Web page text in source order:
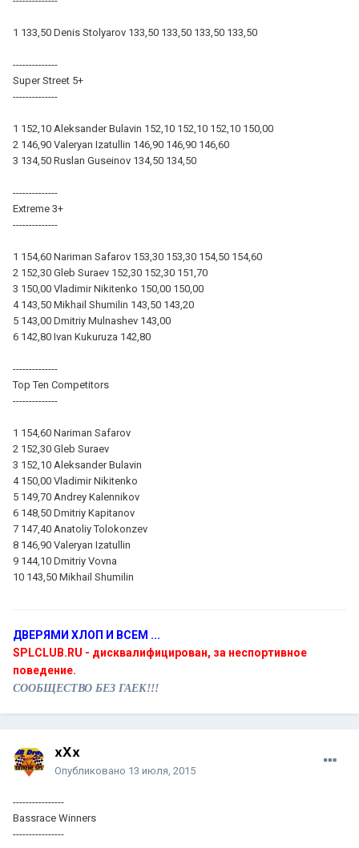
1 133,50 Denis Stolyarov 133,50 133,50 133,50 133,50
--------------
Super Street 5+
--------------
1 152,10 Aleksander Bulavin 152,10 152,10 152,10 150,00
2 146,90 Valeryan Izatullin 146,90 146,90 146,60
3 134,50 Ruslan Guseinov 134,50 134,50
--------------
Extreme 3+
--------------
1 154,60 Nariman Safarov 153,30 153,30 154,50 154,60
2 152,30 Gleb Suraev 152,30 152,30 151,70
3 150,00 Vladimir Nikitenko 150,00 150,00
4 143,50 Mikhail Shumilin 143,50 143,20
5 143,00 Dmitriy Mulnashev 143,00
6 142,80 Ivan Kukuruza 142,80
--------------
Top Ten Competitors
--------------
1 154,60 Nariman Safarov
2 152,30 Gleb Suraev
3 152,10 Aleksander Bulavin
4 150,00 Vladimir Nikitenko
5 149,70 Andrey Kalennikov
6 148,50 Dmitriy Kapitanov
7 147,40 Anatoliy Tolokonzev
8 146,90 Valeryan Izatullin
9 144,10 Dmitriy Vovna
10 143,50 Mikhail Shumilin
ДВЕРЯМИ ХЛОП И ВСЕМ ...
SPLCLUB.RU - дисквалифицирован, за неспортивное
поведение.
СООБЩЕСТВО БЕЗ ГАЕК!!!
xXx
Опубликовано 13 июля, 2015
----------------
Bassrace Winners
----------------